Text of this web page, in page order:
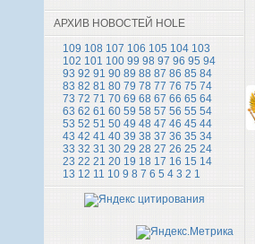
АРХИВ НОВОСТЕЙ HOLE
109 108 107 106 105 104 103
102 101 100 99 98 97 96 95 94
93 92 91 90 89 88 87 86 85 84
83 82 81 80 79 78 77 76 75 74
73 72 71 70 69 68 67 66 65 64
63 62 61 60 59 58 57 56 55 54
53 52 51 50 49 48 47 46 45 44
43 42 41 40 39 38 37 36 35 34
33 32 31 30 29 28 27 26 25 24
23 22 21 20 19 18 17 16 15 14
13 12 11 10 9 8 7 6 5 4 3 2 1